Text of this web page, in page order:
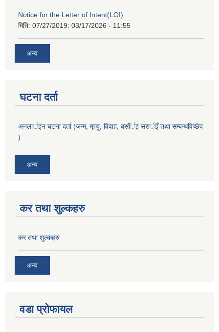
Notice for the Letter of Intent(LOI)
मिति: 07/27/2019: 03/17/2026 - 11:55
अन्य
घटना दर्ता
अनलार्इन घटना दर्ता (जन्म, मृत्यु, विवाह, बसाँर्इ सरार्इँ तथा सम्बन्धविच्छेद
)
अन्य
कर तथा शुल्कहरु
कर तथा शुल्कहरु
अन्य
वडा प्रोफायल